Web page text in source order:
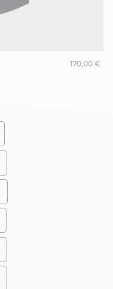
170,00 €